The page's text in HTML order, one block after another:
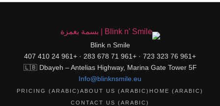
Blink n Smile
+961 76 323 723 · +961 71 678 283 · +961 24 410 407
🇱🇧 Dbayeh – Antelias Highway, Marina Gate Tower 5F
Info@blinknsmile.eu
HOME (ARABIC)
ABOUT US (ARABIC)
PRICING (ARABIC)
CONTACT US (ARABIC)